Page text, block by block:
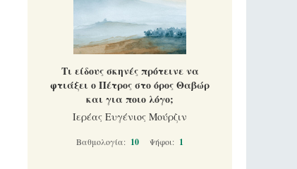
Τι είδους σκηνές πρότεινε να
φτιάξει ο Πέτρος στο όρος Θαβώρ
και για ποιο λόγο;
Ιερέας Ευγένιος Μούρζιν
Βαθμολογία: 10 Ψήφοι: 1